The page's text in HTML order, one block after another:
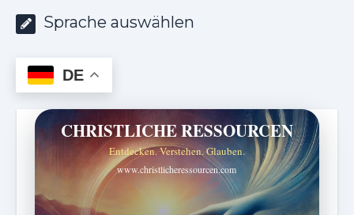
Sprache auswählen
DE
CHRISTLICHE RESSOURCEN
Entdecken. Verstehen. Glauben.
www.christlicheressourcen.com